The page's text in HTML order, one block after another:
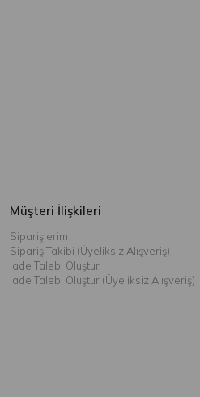
Müşteri İlişkileri
Siparişlerim
Sipariş Takibi (Üyeliksiz Alışveriş)
İade Talebi Oluştur
İade Talebi Oluştur (Üyeliksiz Alışveriş)